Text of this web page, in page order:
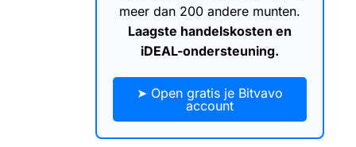
meer dan 200 andere munten.
Laagste handelskosten en
iDEAL-ondersteuning.
➤ Open gratis je Bitvavo
account